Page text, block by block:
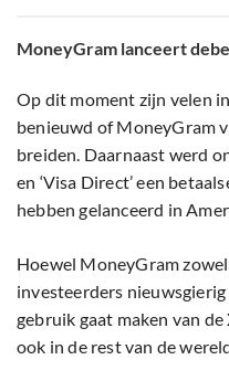
MoneyGram lanceert
Op dit moment zijn velen
benieuwd of MoneyGram
breiden. Daarnaast werd
en ‘Visa Direct’ een
hebben gelanceerd in
Hoewel MoneyGram
investeerders
gebruik gaat maken van
ook in de rest van de